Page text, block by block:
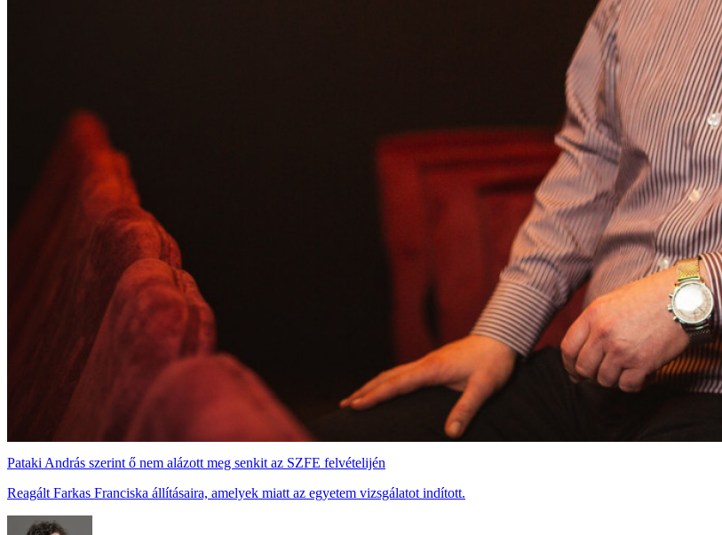
Pataki András szerint ő nem alázott meg senkit az SZFE felvételijén
Reagált Farkas Franciska állításaira, amelyek miatt az egyetem vizsgálatot indított.